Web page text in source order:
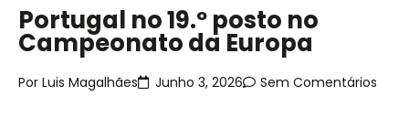
Portugal no 19.º posto no
Campeonato da Europa
Por Luis Magalhães Junho 3, 2026 Sem Comentários